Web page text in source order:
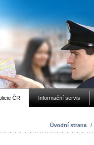
ČR Informační servis
Úvodní strana /